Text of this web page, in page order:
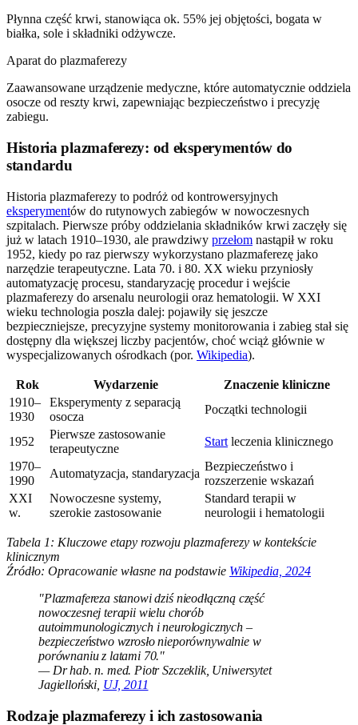
Płynna część krwi, stanowiąca ok. 55% jej objętości, bogata w
białka, sole i składniki odżywcze.
Aparat do plazmaferezy
Zaawansowane urządzenie medyczne, które automatycznie oddziela
osocze od reszty krwi, zapewniając bezpieczeństwo i precyzję
zabiegu.
Historia plazmaferezy: od eksperymentów do
standardu
Historia plazmaferezy to podróż od kontrowersyjnych
eksperymentów do rutynowych zabiegów w nowoczesnych
szpitalach. Pierwsze próby oddzielania składników krwi zaczęły się
już w latach 1910–1930, ale prawdziwy przełom nastąpił w roku
1952, kiedy po raz pierwszy wykorzystano plazmaferezę jako
narzędzie terapeutyczne. Lata 70. i 80. XX wieku przyniosły
automatyzację procesu, standaryzację procedur i wejście
plazmaferezy do arsenalu neurologii oraz hematologii. W XXI
wieku technologia poszła dalej: pojawiły się jeszcze
bezpieczniejsze, precyzyjne systemy monitorowania i zabieg stał się
dostępny dla większej liczby pacjentów, choć wciąż głównie w
wyspecjalizowanych ośrodkach (por. Wikipedia).
Rok Wydarzenie
Znaczenie kliniczne
1910–
1930
Eksperymenty z separacją
osocza
Początki technologii
1952
Pierwsze zastosowanie
terapeutyczne
Start leczenia klinicznego
1970–
1990
Automatyzacja, standaryzacja
Bezpieczeństwo i
rozszerzenie wskazań
XXI
w.
Nowoczesne systemy,
szerokie zastosowanie
Standard terapii w
neurologii i hematologii
Tabela 1: Kluczowe etapy rozwoju plazmaferezy w kontekście
klinicznym
Źródło: Opracowanie własne na podstawie Wikipedia, 2024
"Plazmafereza stanowi dziś nieodłączną część
nowoczesnej terapii wielu chorób
autoimmunologicznych i neurologicznych –
bezpieczeństwo wzrosło nieporównywalnie w
porównaniu z latami 70."
— Dr hab. n. med. Piotr Szczeklik, Uniwersytet
Jagielloński, UJ, 2011
Rodzaje plazmaferezy i ich zastosowania